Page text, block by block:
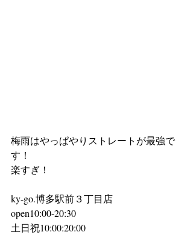
梅雨はやっぱやりストレートが最強で
す！
楽すぎ！
ky-go.博多駅前３丁目店
open10:00-20:30
土日祝10:00:20:00